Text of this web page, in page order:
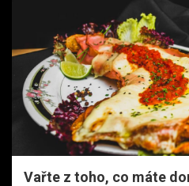
Vařte z toho, co máte